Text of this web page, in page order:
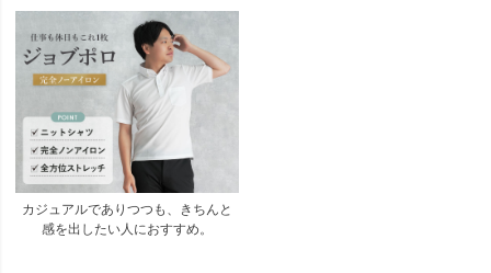
カジュアルでありつつも、きちんと
感を出したい人におすすめ。